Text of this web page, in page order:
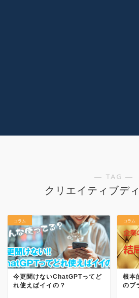
― TAG ―
クリエイティブデ
コラム
今更聞けないChatGPTってど
れ使えばイイの？
コラム
根本
のブ